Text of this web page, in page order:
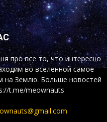
про все то, что интересно
во вселенной самое
на Землю. Больше новостей
t.me/meownauts